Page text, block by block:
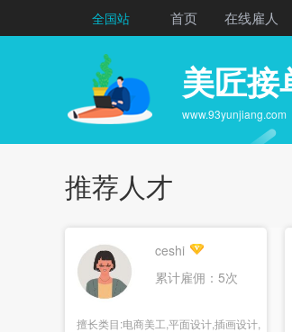
全国站 首页 在线雇人
美匠接
www.93yunjiang.com
推荐人才
ceshi
累计雇佣：5次
擅长类目:电商美工,平面设计,插画设计,